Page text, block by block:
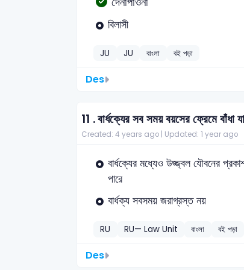
বিলাসী
JU JU বাংলা বই পড়া
Des
11 .বার্ধক্যের সব সময় বয়সের ফ্রেমে বাঁধা
Created: 4 years ago | Updated: 1 year ago
বার্ধক্যের মধ্যেও উজ্জ্বল যৌবনের
পারে
বার্ধক্য সবসময় জরাগ্রস্ত নয়
RU RU— Law Unit বাংলা বই পড়া
Des